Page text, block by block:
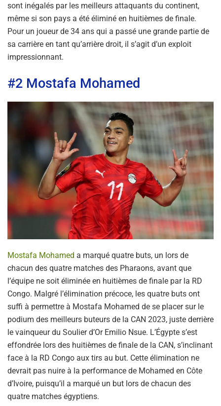
sont inégalés par les meilleurs attaquants du continent,
même si son pays a été éliminé en huitièmes de finale.
Pour un joueur de 34 ans qui a passé une grande partie de
sa carrière en tant qu’arrière droit, il s’agit d’un exploit
impressionnant.
#2 Mostafa Mohamed
Mostafa Mohamed a marqué quatre buts, un lors de
chacun des quatre matches des Pharaons, avant que
l’équipe ne soit éliminée en huitièmes de finale par la RD
Congo. Malgré l’élimination précoce, les quatre buts ont
suffi à permettre à Mostafa Mohamed de se placer sur le
podium des meilleurs buteurs de la CAN 2023, juste derrière
le vainqueur du Soulier d’Or Emilio Nsue. L’Égypte s’est
effondrée lors des huitièmes de finale de la CAN, s’inclinant
face à la RD Congo aux tirs au but. Cette élimination ne
devrait pas nuire à la performance de Mohamed en Côte
d’Ivoire, puisqu’il a marqué un but lors de chacun des
quatre matches égyptiens.